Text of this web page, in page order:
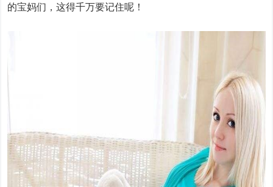
的宝妈们，这得千万要记住呢！